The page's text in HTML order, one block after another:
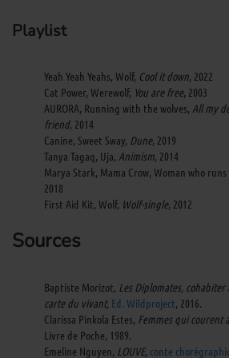
Playlist
Yeah Yeah Yeahs, Wolf, Cool it down, 2022
Cat Power, Werewolf, You are free, 2003
AURORA, Running with the wolves, All my
friend, 2014
Canine, Sweet Sway, Dune, 2019
Tanya Tagaq, Uja, Animism, 2014
Marya Stark, Mama Crow, Woman who
2018
First Aid Kit, Wolf, Wolf-single, 2012
Sources
Baptiste Morizot, Les Diplomates,
carte du vivant, Ed. Wildproject, 2016.
Clarissa Pinkola Estes, Femmes qui courent
Livre de Poche, 1989.
Emeline Nguyen, LOUVE, conte